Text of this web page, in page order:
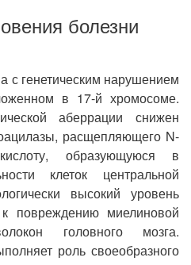
болезни
с генетическим нарушением
в 17-й хромосоме.
аберрации снижен
расщепляющего N-
кислоту, образующуюся в
клеток центральной
высокий уровень
повреждению миелиновой
головного мозга.
роль своеобразного